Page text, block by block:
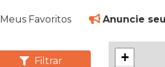
Meus Favoritos Anuncie
Filtrar
+